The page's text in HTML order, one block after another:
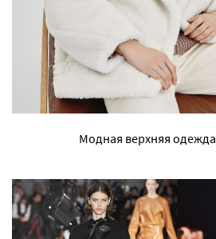
Модная верхняя